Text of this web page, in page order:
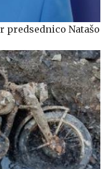
predsednico Natašo